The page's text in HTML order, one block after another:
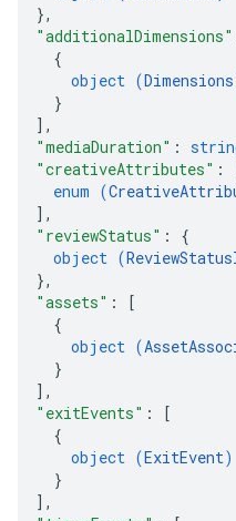
},
"additionalDimensions"
{
object (Dimensions
}
] ,
"mediaDuration" :
"creativeAttributes" :
enum (
] ,
"reviewStatus" : {
object (
},
"assets" :
[
{
object (
}
] ,
"exitEvents" :
[
{
object (ExitEvent)
}
] ,